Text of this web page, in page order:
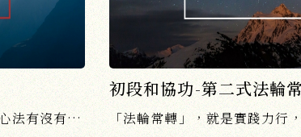
這一式動禪做得好或不好的差別在哪裡？就是心法有沒有實踐力行，次第對不對，倫理有沒有遵守......
初段和協功-第二式法輪